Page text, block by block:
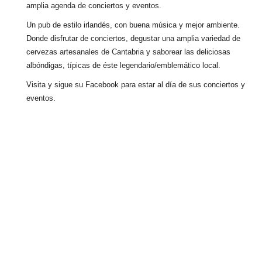
amplia agenda de conciertos y eventos.
Un pub de estilo irlandés, con buena música y mejor ambiente.
Donde disfrutar de conciertos, degustar una amplia variedad de
cervezas artesanales de Cantabria y saborear las deliciosas
albóndigas, típicas de éste legendario/emblemático local.
Visita y sigue su Facebook para estar al día de sus conciertos y
eventos.